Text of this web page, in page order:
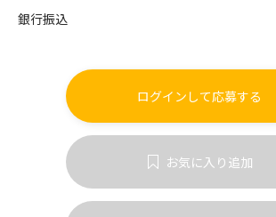
銀行振込
ログインして応募する
お気に入り追加